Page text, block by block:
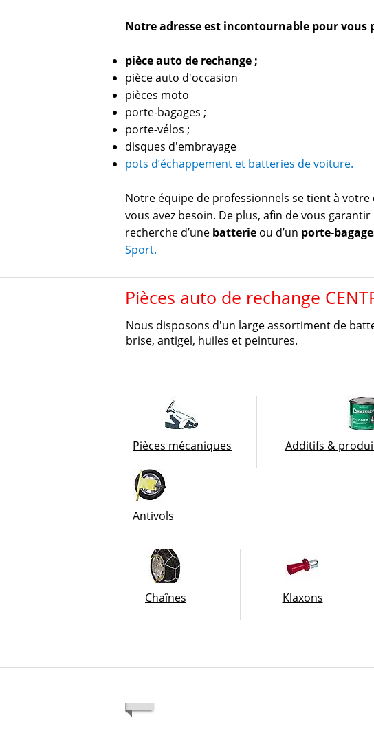
Notre adresse est incontournable pour vous
pièce auto de rechange ;
pièce auto d'occasion
pièces moto
porte-bagages ;
porte-vélos ;
disques d'embrayage
pots d’échappement et batteries de voiture.
Notre équipe de professionnels se tient à
vous avez besoin. De plus, afin de vous
recherche d’une batterie ou d’un porte-
Sport.
Pièces auto de rechange
Nous disposons d'un large assortiment de
brise, antigel, huiles et peintures.
Pièces mécaniques Additifs &
Antivols
Chaînes Klaxons